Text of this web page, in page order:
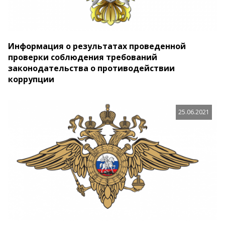
Информация о результатах проведенной
проверки соблюдения требований
законодательства о противодействии
коррупции
25.06.2021